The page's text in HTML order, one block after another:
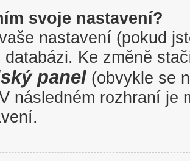
svoje nastavení?
nastavení (pokud
databázi. Ke změně
panel (obvykle se
následném rozhraní je